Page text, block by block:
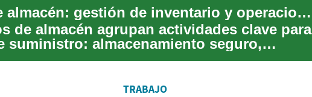
Servicios de almacén: gestión de inventario y operaciones logísticas
de almacén agrupan actividades clave para
suministro: almacenamiento seguro,
TRABAJO